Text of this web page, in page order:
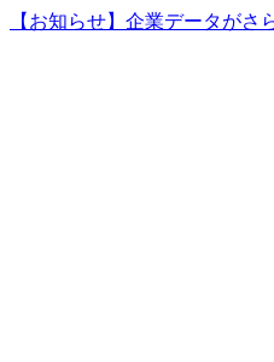
【お知らせ】企業データがさ